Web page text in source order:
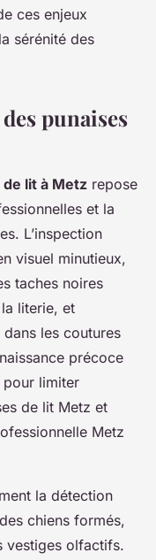
ces enjeux
sérénité des
punaises
lit à Metz repose
et la
L’inspection
visuel minutieux,
taches noires
literie, et
les coutures
précoce
pour limiter
de lit Metz et
Metz
la détection
chiens formés,
vestiges olfactifs.